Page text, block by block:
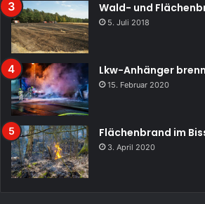
Wald- und
5. Juli 2018
Lkw-Anhänger
15. Februar 2020
Flächenbrand im
3. April 2020